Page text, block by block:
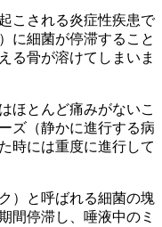
こされる炎症性疾患で
に細菌が停滞すること
る骨が溶けてしまいま
ほとんど痛みがないこ
ズ（静かに進行する病
時には重度に進行して
）と呼ばれる細菌の塊
間停滞し、唾液中のミ